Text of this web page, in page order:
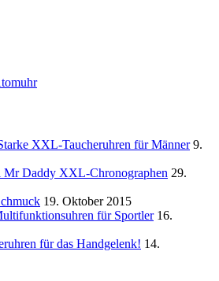
XXL-Taucheruhren für Männer 9.
Mr Daddy XXL-Chronographen 29.
19. Oktober 2015
für Sportler 16.
für das Handgelenk! 14.